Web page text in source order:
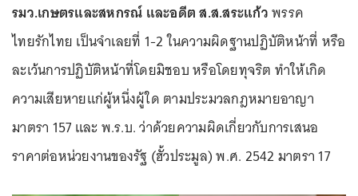
รมว.เกษตรและสหกรณ์ และอดีต ส.ส.สระแก้วพรรค
ไทยรักไทย เป็นจำเลยที่ 1-2 ในความผิดฐานปฏิบัติหน้าที่ หรือ
ละเว้นการปฏิบัติหน้าที่โดยมิชอบ หรือโดยทุจริต ทำให้เกิด
ความเสียหายแก่ผู้หนึ่งผู้ใด ตามประมวลกฎหมายอาญา
มาตรา 157 และ พ.ร.บ. ว่าด้วยความผิดเกี่ยวกับการเสนอ
ราคาต่อหน่วยงานของรัฐ (ฮั้วประมูล) พ.ศ. 2542 มาตรา 17